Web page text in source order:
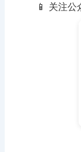
📱 关注